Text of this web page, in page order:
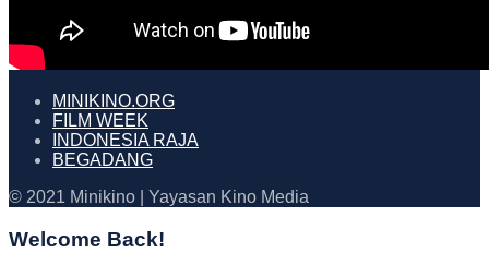
MINIKINO.ORG
FILM WEEK
INDONESIA RAJA
BEGADANG
© 2021 Minikino | Yayasan Kino Media
Welcome Back!